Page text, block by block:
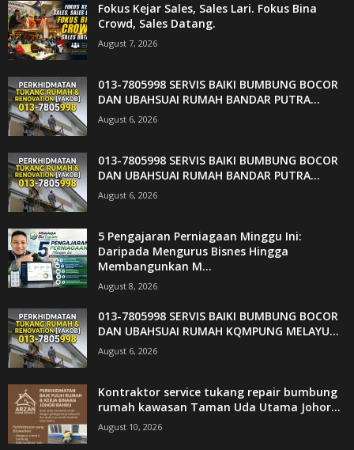
Fokus Kejar Sales, Sales Lari. Fokus Bina
Crowd, Sales Datang.
August 7, 2026
013-7805998 SERVIS BAIKI BUMBUNG BOCOR
DAN UBAHSUAI RUMAH BANDAR PUTRA...
August 6, 2026
013-7805998 SERVIS BAIKI BUMBUNG BOCOR
DAN UBAHSUAI RUMAH BANDAR PUTRA...
August 6, 2026
5 Pengajaran Perniagaan Minggu Ini:
Daripada Mengurus Bisnes Hingga
Membangunkan M...
August 8, 2026
013-7805998 SERVIS BAIKI BUMBUNG BOCOR
DAN UBAHSUAI RUMAH KQMPUNG MELAYU...
August 6, 2026
Kontraktor service tukang repair bumbung
rumah kawasan Taman Uda Utama Johor...
August 10, 2026